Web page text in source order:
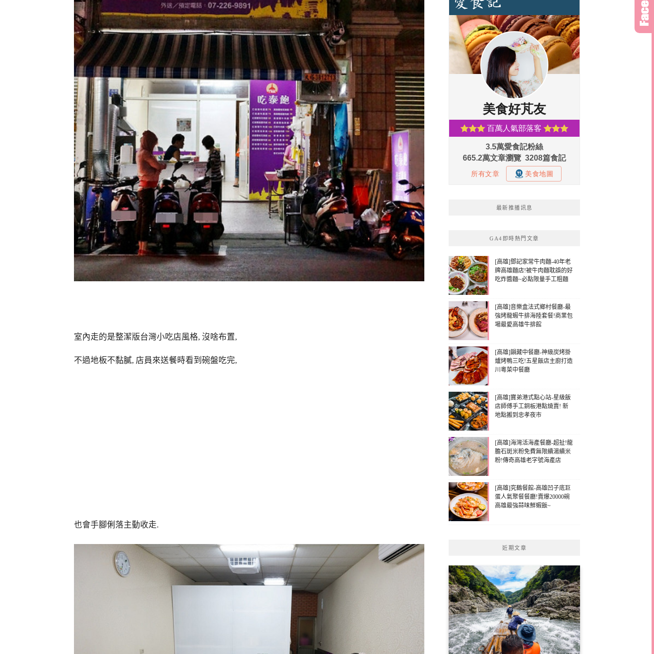
室內走的是整潔版台灣小吃店風格, 沒啥布置,
不過地板不黏膩, 店員來送餐時看到碗盤吃完,
也會手腳俐落主動收走.
最新推播訊息
GA4即時熱門文章
[高雄]鄧記家常牛肉麵-40年老
牌高雄麵店!被牛肉麵耽誤的好
吃炸醬麵~必點限量手工粗麵
[高雄]音樂盒法式鄉村餐廳-最
強烤龍蝦牛排海陸套餐!商業包
場最愛高雄牛排館
[高雄]韻藏中餐廳-神級炭烤掛
爐烤鴨三吃!五星飯店主廚打造
川粵菜中餐廳
[高雄]寶弟港式點心站-星級飯
店師傅手工銅板港點燒賣! 新
地點搬到忠孝夜市
[高雄]海灣活海產餐廳-超扯!龍
膽石斑米粉免費無限續湯續米
粉!傳奇高雄老字號海產店
[高雄]究鶴餐館-高雄凹子底巨
蛋人氣聚餐餐廳!賣爆20000碗
高雄最強蒜味鮮蝦飯~
近期文章